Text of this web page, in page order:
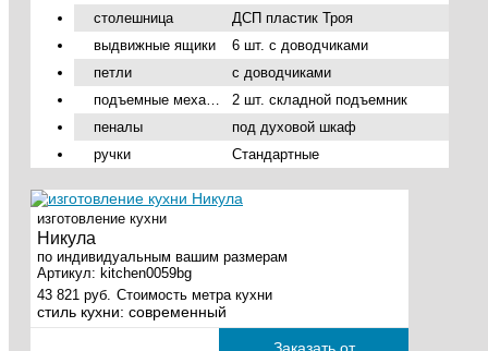
столешница
ДСП пластик Троя
выдвижные ящики
6 шт. с доводчиками
петли
с доводчиками
2 шт. складной подъемник
пеналы
под духовой шкаф
ручки
Стандартные
изготовление кухни
Никула
по индивидуальным вашим размерам
Артикул: kitchen0059bg
43 821 руб. Стоимость метра кухни
стиль кухни: современный
Заказать от